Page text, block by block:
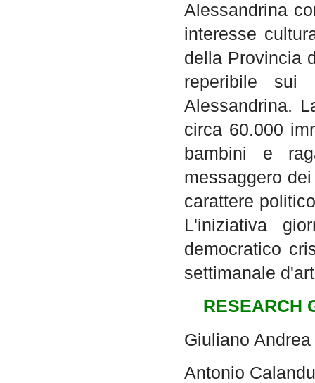
Alessandrina
interesse
della Provincia
reperibile sui
Alessandrina.
circa 60.000
bambini e
messaggero
carattere
L'iniziativa
democratico
settimanale
RESEARCH
Giuliano
Antonio